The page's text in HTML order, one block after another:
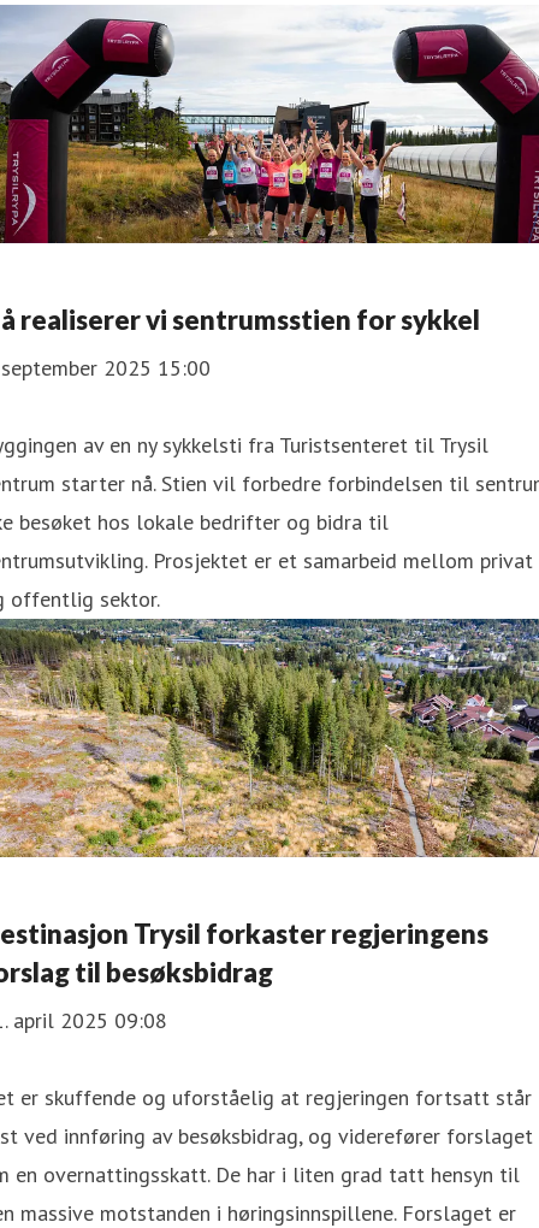
realiserer vi sentrumsstien for sykkel
2025 15:00
av en ny sykkelsti fra Turistsenteret til Trysil
starter nå. Stien vil forbedre forbindelsen til
besøket hos lokale bedrifter og bidra til
Prosjektet er et samarbeid mellom privat
offentlig sektor.
Trysil forkaster regjeringens
til besøksbidrag
april 2025 09:08
er skuffende og uforståelig at regjeringen fortsatt står
ved innføring av besøksbidrag, og viderefører forslaget
en overnattingsskatt. De har i liten grad tatt hensyn til
massive motstanden i høringsinnspillene. Forslaget er